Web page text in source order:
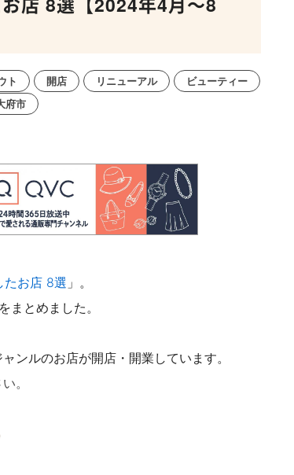
ト 開店 リニューアル
ビューティー
府市
たお店 8選 」。
まとめました。
ンルのお店が開店・開業しています。
。